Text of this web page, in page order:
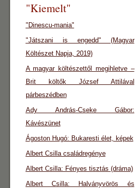
"Kiemelt"
"Dinescu-mania"
"Játszani is engedd" (Magyar
Költészet Napja, 2019)
A magyar költészettől megihletve –
Brit költők József Attilával
párbeszédben
Ady András-Cseke Gábor:
Kávészünet
Ágoston Hugó: Bukaresti élet, képek
Albert Csilla családregénye
Albert Csilla: Fényes tisztás (dráma)
Albert Csilla: Halványvörös és